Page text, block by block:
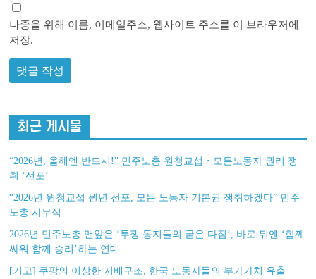
나중을 위해 이름, 이메일주소, 웹사이트 주소를 이 브라우저에
저장.
최근 게시물
“2026년, 올해엔 반드시!” 민주노총 원청교섭・모든노동자 권리 쟁
취 ‘선포’
“2026년 원청교섭 원년 선포, 모든 노동자 기본권 쟁취하겠다” 민주
노총 시무식
2026년 민주노총 맨앞은 ‘투쟁 동지들의 굳은 다짐’, 바로 뒤엔 ‘함께
싸워 함께 승리’하는 연대
[기고] 쿠팡의 이상한 지배구조, 한국 노동자들의 부가가치 유출